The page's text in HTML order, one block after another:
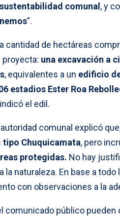
comunal , y
”.
cantidad de hectáreas
una excavación a
, equivalentes a un edificio
estadios Ester Roa
el edil.
comunal explicó
tipo Chuquicamata, pero
protegidas. No hay
la naturaleza. En base a
con observaciones a la
comunicado público pueden